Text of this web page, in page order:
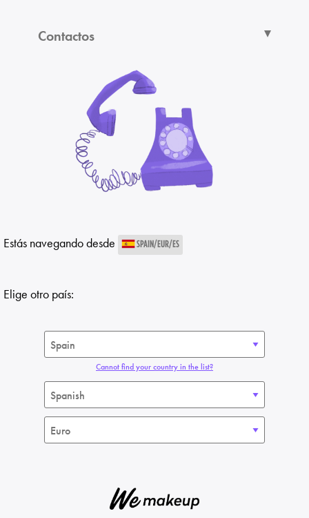
Contactos
Estás navegando desde SPAIN/EUR/ES
Elige otro país:
Cannot find your country in the list?